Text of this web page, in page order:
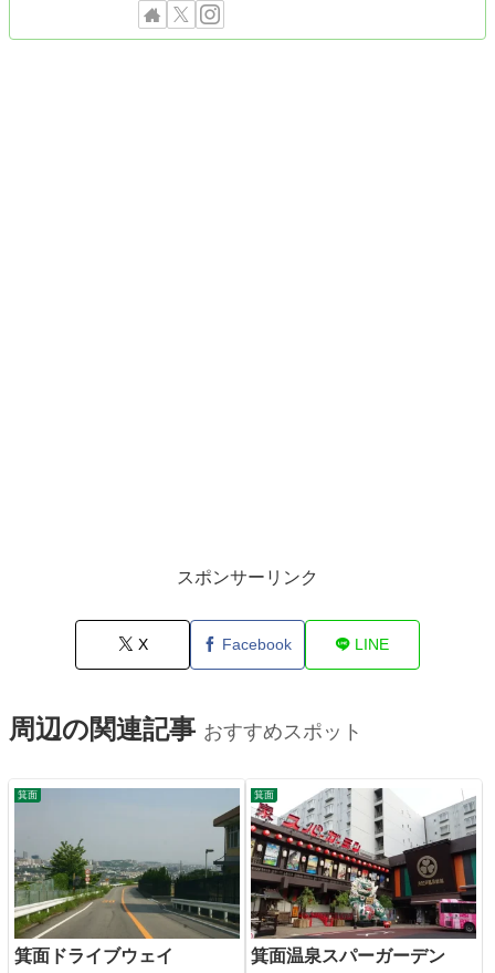
スポンサーリンク
X Facebook LINE
周辺の関連記事 おすすめスポット
箕面
箕面ドライブウェイ
箕面
箕面温泉スパーガーデン